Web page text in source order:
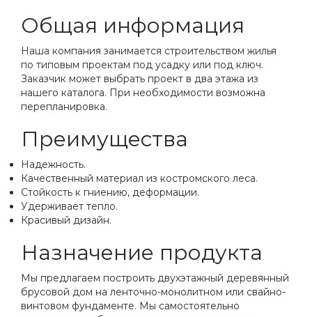
Общая информация
Наша компания занимается строительством жилья
по типовым проектам под усадку или под ключ.
Заказчик может выбрать проект в два этажа из
нашего каталога. При необходимости возможна
перепланировка.
Преимущества
Надежность.
Качественный материал из костромского леса.
Стойкость к гниению, деформации.
Удерживает тепло.
Красивый дизайн.
Назначение продукта
Мы предлагаем построить двухэтажный деревянный
брусовой дом на ленточно-монолитном или свайно-
винтовом фундаменте. Мы самостоятельно